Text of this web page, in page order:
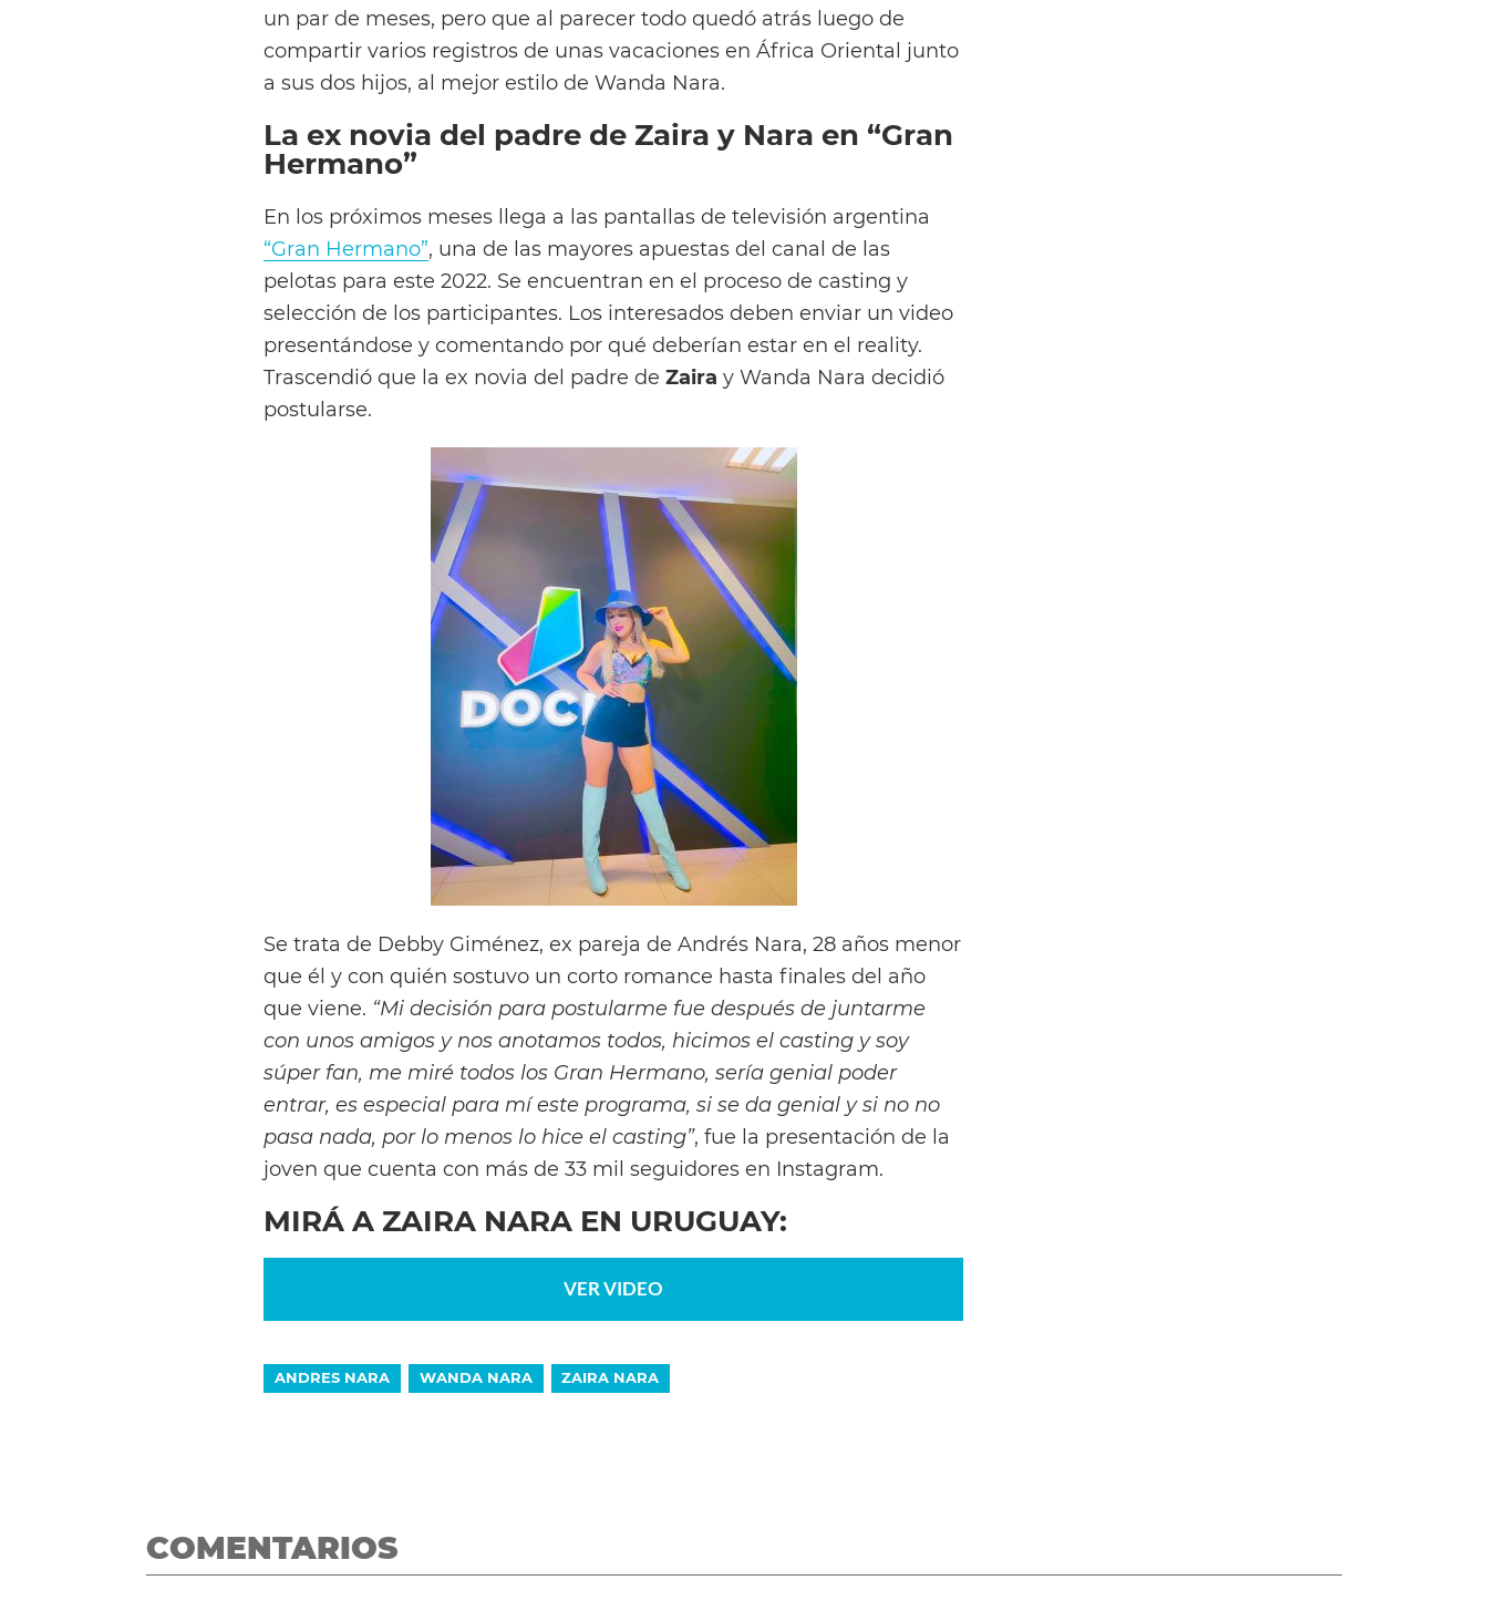
un par de meses, pero que al parecer todo quedó atrás luego de
compartir varios registros de unas vacaciones en África Oriental junto
a sus dos hijos, al mejor estilo de Wanda Nara.
La ex novia del padre de Zaira y Nara en “Gran
Hermano”
En los próximos meses llega a las pantallas de televisión argentina
“Gran Hermano”, una de las mayores apuestas del canal de las
pelotas para este 2022. Se encuentran en el proceso de casting y
selección de los participantes. Los interesados deben enviar un video
presentándose y comentando por qué deberían estar en el reality.
Trascendió que la ex novia del padre de Zaira y Wanda Nara decidió
postularse.
Se trata de Debby Giménez, ex pareja de Andrés Nara, 28 años menor
que él y con quién sostuvo un corto romance hasta finales del año
que viene. “Mi decisión para postularme fue después de juntarme
con unos amigos y nos anotamos todos, hicimos el casting y soy
súper fan, me miré todos los Gran Hermano, sería genial poder
entrar, es especial para mí este programa, si se da genial y si no no
pasa nada, por lo menos lo hice el casting”, fue la presentación de la
joven que cuenta con más de 33 mil seguidores en Instagram.
MIRÁ A ZAIRA NARA EN URUGUAY:
VER VIDEO
ANDRES NARA WANDA NARA ZAIRA NARA
COMENTARIOS